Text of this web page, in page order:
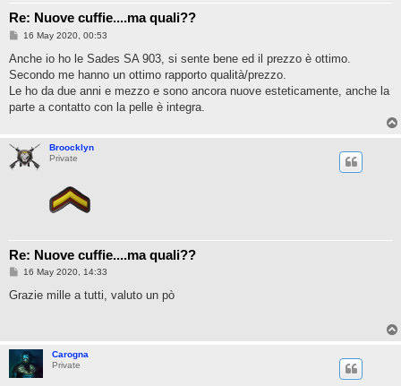
Re: Nuove cuffie....ma quali??
P
s
16 May 2020, 00:53
Anche io ho le Sades SA 903, si sente bene ed il prezzo è ottimo.
Secondo me hanno un ottimo rapporto qualità/prezzo.
Le ho da due anni e mezzo e sono ancora nuove esteticamente, anche la
parte a contatto con la pelle è integra.
Broocklyn
Private
Re: Nuove cuffie....ma quali??
P
s
16 May 2020, 14:33
Grazie mille a tutti, valuto un pò
Carogna
Private